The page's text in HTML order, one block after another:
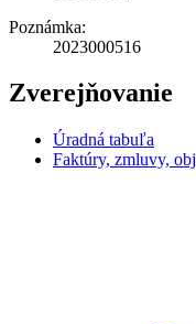
Poznámka:
2023000516
Zverejňovanie
Úradná tabuľa
Faktúry, zmluvy,